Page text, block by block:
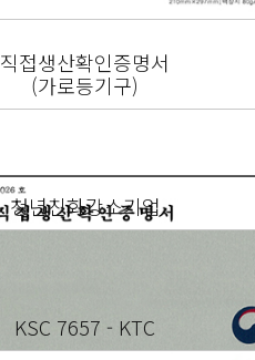
직접생산확인증명서
(가로등기구)
청년친화강소기업
KSC 7657 - KTC